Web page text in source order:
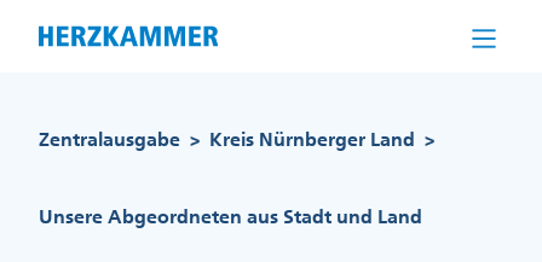
Zentralausgabe > Kreis Nürnberger Land >
Unsere Abgeordneten aus Stadt und Land